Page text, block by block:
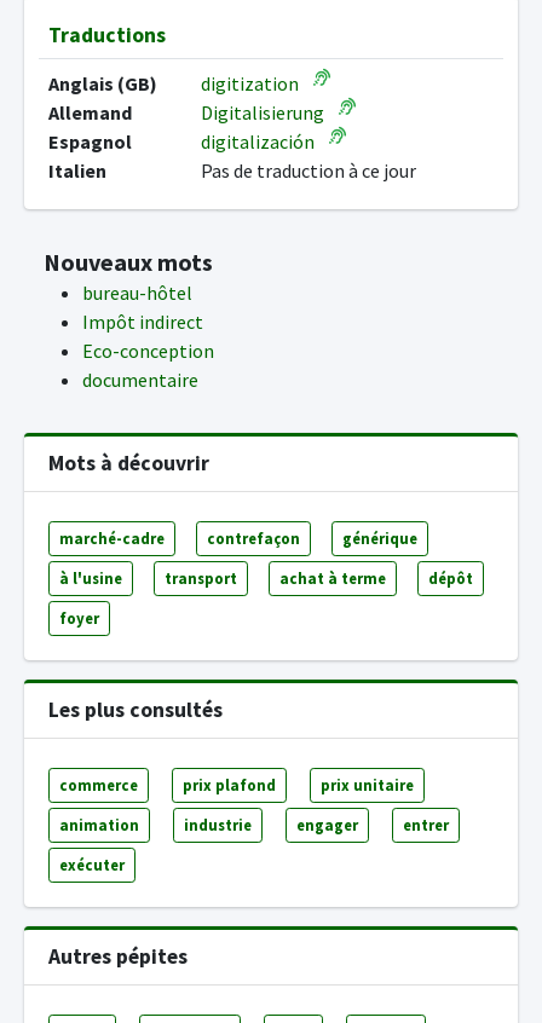
Traductions
Anglais (GB)
digitization
Allemand
Digitalisierung
Espagnol
digitalización
Italien
Pas de traduction à ce jour
Nouveaux mots
bureau-hôtel
Impôt indirect
Eco-conception
documentaire
Mots à découvrir
marché-cadre contrefaçon générique
à l'usine transport achat à terme dépôt
foyer
Les plus consultés
commerce prix plafond prix unitaire
animation industrie engager entrer
exécuter
Autres pépites